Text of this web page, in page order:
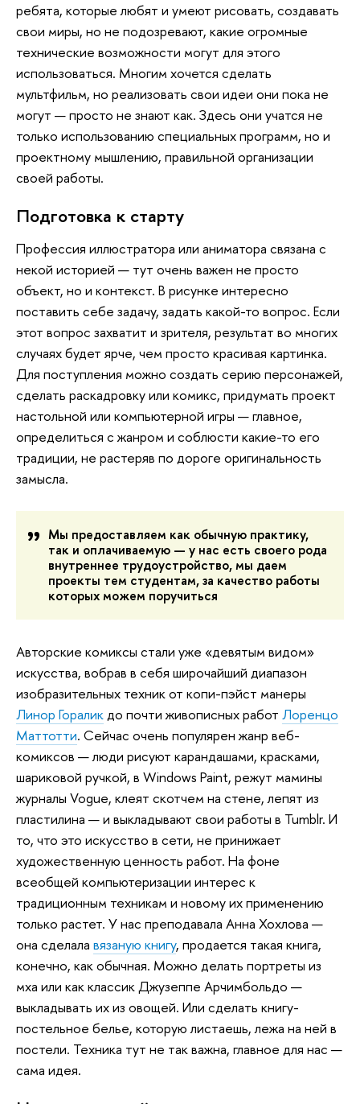
ребята, которые любят и умеют рисовать, создавать
свои миры, но не подозревают, какие огромные
технические возможности могут для этого
использоваться. Многим хочется сделать
мультфильм, но реализовать свои идеи они пока не
могут — просто не знают как. Здесь они учатся не
только использованию специальных программ, но и
проектному мышлению, правильной организации
своей работы.
Подготовка к старту
Профессия иллюстратора или аниматора связана с
некой историей — тут очень важен не просто
объект, но и контекст. В рисунке интересно
поставить себе задачу, задать какой-то вопрос. Если
этот вопрос захватит и зрителя, результат во многих
случаях будет ярче, чем просто красивая картинка.
Для поступления можно создать серию персонажей,
сделать раскадровку или комикс, придумать проект
настольной или компьютерной игры — главное,
определиться с жанром и соблюсти какие-то его
традиции, не растеряв по дороге оригинальность
замысла.
Мы предоставляем как обычную практику,
так и оплачиваемую — у нас есть своего рода
внутреннее трудоустройство, мы даем
проекты тем студентам, за качество работы
которых можем поручиться
Авторские комиксы стали уже «девятым видом»
искусства, вобрав в себя широчайший диапазон
изобразительных техник от копи-пэйст манеры
Линор Гораликдо почти живописных работ Лоренцо
Маттотти. Сейчас очень популярен жанр веб-
комиксов — люди рисуют карандашами, красками,
шариковой ручкой, в Windows Paint, режут мамины
журналы Vogue, клеят скотчем на стене, лепят из
пластилина — и выкладывают свои работы в Tumblr. И
то, что это искусство в сети, не принижает
художественную ценность работ. На фоне
всеобщей компьютеризации интерес к
традиционным техникам и новому их применению
только растет. У нас преподавала Анна Хохлова —
она сделала вязаную книгу, продается такая книга,
конечно, как обычная. Можно делать портреты из
мха или как классик Джузеппе Арчимбольдо —
выкладывать их из овощей. Или сделать книгу-
постельное белье, которую листаешь, лежа на ней в
постели. Техника тут не так важна, главное для нас —
сама идея.